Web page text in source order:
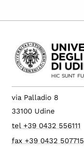
via Palladio 8
33100 Udine
tel +39 0432 556111
fax +39 0432 507715